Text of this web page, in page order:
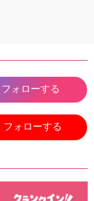
フォローする
フォローする